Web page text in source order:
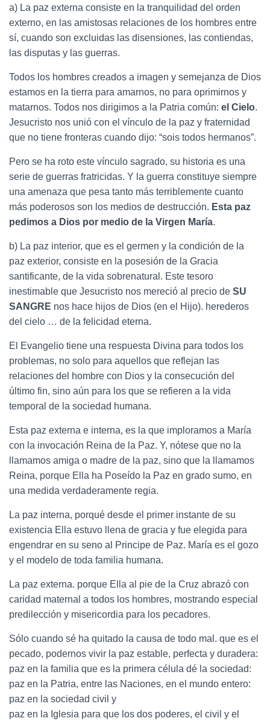
a) La paz externa consiste en la tranquilidad del orden
externo, en las amistosas relaciones de los hombres entre
sí, cuando son excluidas las disensiones, las contiendas,
las disputas y las guerras.
Todos los hombres creados a imagen y semejanza de Dios
estamos en la tierra para amarnos, no para oprimirnos y
matarnos. Todos nos dirigimos a la Patria común: el Cielo.
Jesucristo nos unió con el vínculo de la paz y fraternidad
que no tiene fronteras cuando dijo: “sois todos hermanos”.
Pero se ha roto este vínculo sagrado, su historia es una
serie de guerras fratricidas. Y la guerra constituye siempre
una amenaza que pesa tanto más terriblemente cuanto
más poderosos son los medios de destrucción. Esta paz
pedimos a Dios por medio de la Virgen María.
b) La paz interior, que es el germen y la condición de la
paz exterior, consiste en la posesión de la Gracia
santificante, de la vida sobrenatural. Este tesoro
inestimable que Jesucristo nos mereció al precio de SU
SANGRE nos hace hijos de Dios (en el Hijo). herederos
del cielo … de la felicidad eterna.
El Evangelio tiene una respuesta Divina para todos los
problemas, no solo para aquellos que reflejan las
relaciones del hombre con Dios y la consecución del
último fin, sino aún para los que se refieren a la vida
temporal de la sociedad humana.
Esta paz externa e interna, es la que imploramos a María
con la invocación Reina de la Paz. Y, nótese que no la
llamamos amiga o madre de la paz, sino que la llamamos
Reina, porque Ella ha Poseído la Paz en grado sumo, en
una medida verdaderamente regia.
La paz interna, porqué desde el primer instante de su
existencia Ella estuvo llena de gracia y fue elegida para
engendrar en su seno al Principe de Paz. María es el gozo
y el modelo de toda familia humana.
La paz externa. porque Ella al pie de la Cruz abrazó con
caridad maternal a todos los hombres, mostrando especial
predilección y misericordia para los pecadores.
Sólo cuando sé ha quitado la causa de todo mal. que es el
pecado, podernos vivir la paz estable, perfecta y duradera:
paz en la familia que es la primera célula dé la sociedad:
paz en la Patria, entre las Naciones, en el mundo entero:
paz en la sociedad civil y
paz en la Iglesia para que los dos poderes, el civil y el